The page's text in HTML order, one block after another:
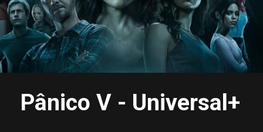
Pânico V - Universal+